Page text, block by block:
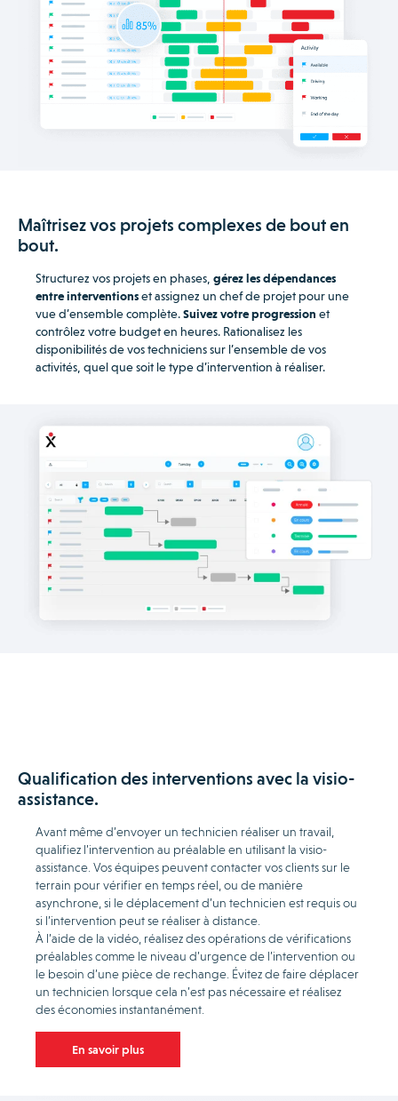
Maîtrisez vos projets complexes de bout en
bout.
Structurez vos projets en phases, gérez les dépendances
entre interventionset assignez un chef de projet pour une
vue d’ensemble complète.Suivez votre progression et
contrôlez votre budget en heures. Rationalisez les
disponibilités de vos techniciens sur l’ensemble de vos
activités, quel que soit le type d’intervention à réaliser.
Qualification des interventions avec la visio-
assistance.
Avant même d’envoyer un technicien réaliser un travail,
qualifiez l’intervention au préalable en utilisant la visio-
assistance. Vos équipes peuvent contacter vos clients sur le
terrain pour vérifier en temps réel, ou de manière
asynchrone, si le déplacement d’un technicien est requis ou
si l’intervention peut se réaliser à distance.
À l’aide de la vidéo, réalisez des opérations de vérifications
préalables comme le niveau d’urgence de l’intervention ou
le besoin d’une pièce de rechange. Évitez de faire déplacer
un technicien lorsque cela n’est pas nécessaire et réalisez
des économies instantanément.
En savoir plus